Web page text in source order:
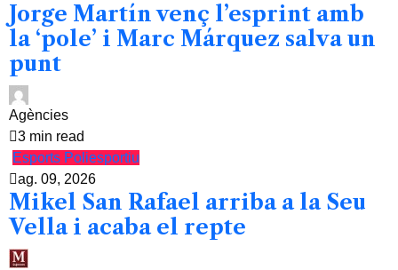
Jorge Martín venç l’esprint amb
la ‘pole’ i Marc Márquez salva un
punt
Agències
3 min read
Esports Poliesportiu
ag. 09, 2026
Mikel San Rafael arriba a la Seu
Vella i acaba el repte